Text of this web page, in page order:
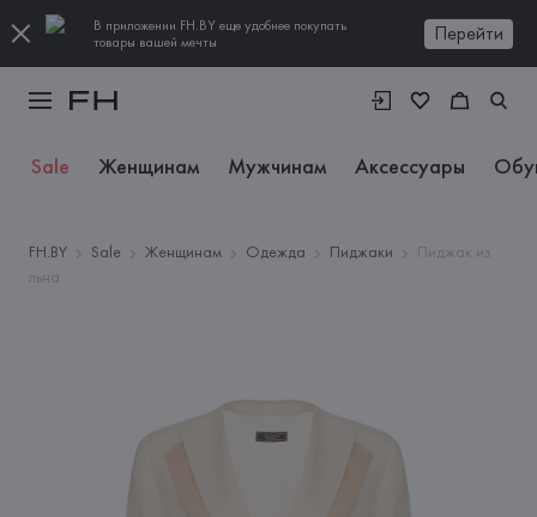
В приложении FH.BY еще удобнее покупать
товары вашей мечты
Перейти
Sale Женщинам Мужчинам Аксессуары
FH.BY Sale Женщинам Одежда Пиджаки
Пиджак из
льна